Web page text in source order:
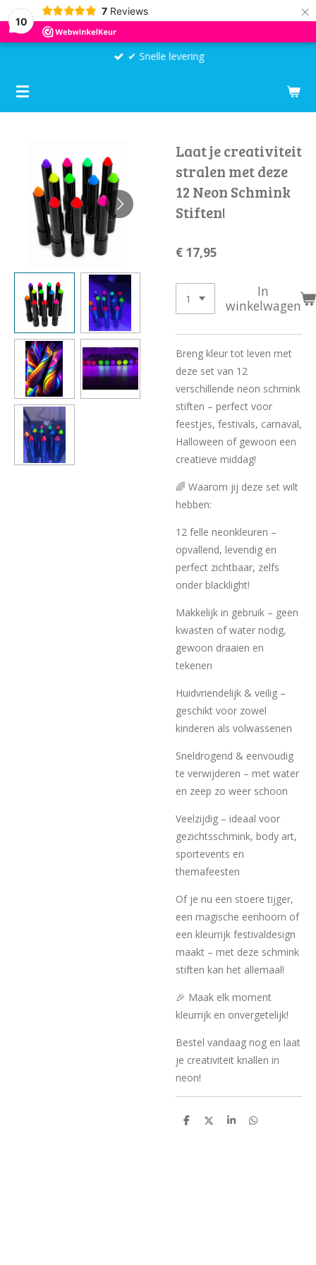
10
7 Reviews ×
✔ Snelle levering
Laat je creativiteit
stralen met deze
12 Neon Schmink
Stiften!
€ 17,95
In
winkelwagen
Breng kleur tot leven met
deze set van 12
verschillende neon schmink
stiften – perfect voor
feestjes, festivals, carnaval,
Halloween of gewoon een
creatieve middag!
🌈 Waarom jij deze set wilt
hebben:
12 felle neonkleuren –
opvallend, levendig en
perfect zichtbaar, zelfs
onder blacklight!
Makkelijk in gebruik – geen
kwasten of water nodig,
gewoon draaien en
tekenen
Huidvriendelijk & veilig –
geschikt voor zowel
kinderen als volwassenen
Sneldrogend & eenvoudig
te verwijderen – met water
en zeep zo weer schoon
Veelzijdig – ideaal voor
gezichtsschmink, body art,
sportevents en
themafeesten
Of je nu een stoere tijger,
een magische eenhoorn of
een kleurrijk festivaldesign
maakt – met deze schmink
stiften kan het allemaal!
🎉 Maak elk moment
kleurrijk en onvergetelijk!
Bestel vandaag nog en laat
je creativiteit knallen in
neon!
D
D
S
D